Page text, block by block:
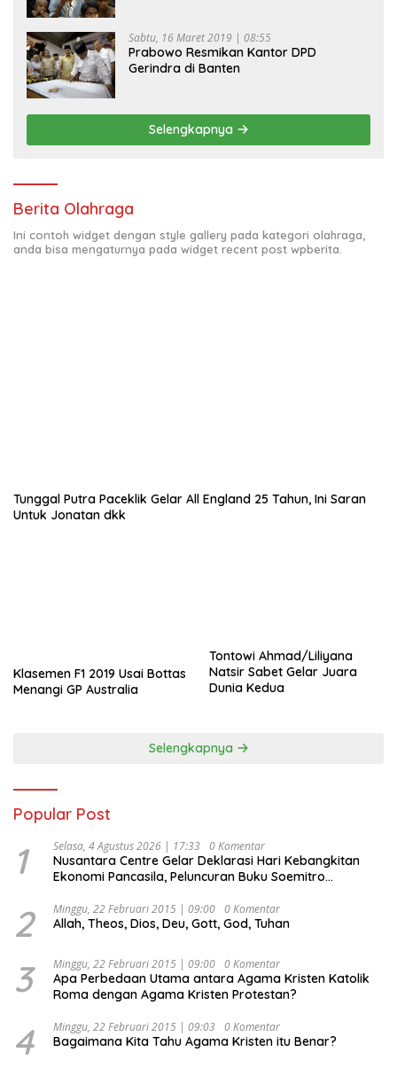
Sabtu, 16 Maret 2019 | 08:55
Prabowo Resmikan Kantor DPD
Gerindra di Banten
Selengkapnya
Berita Olahraga
Ini contoh widget dengan style gallery pada kategori olahraga,
anda bisa mengaturnya pada widget recent post wpberita.
Tunggal Putra Paceklik Gelar All England 25 Tahun, Ini Saran
Untuk Jonatan dkk
Klasemen F1 2019 Usai Bottas
Menangi GP Australia
Tontowi Ahmad/Liliyana
Natsir Sabet Gelar Juara
Dunia Kedua
Selengkapnya
Popular Post
1 Selasa, 4 Agustus 2026 | 17:33 0 Komentar
Nusantara Centre Gelar Deklarasi Hari Kebangkitan
Ekonomi Pancasila, Peluncuran Buku Soemitro
Ekonomi Politik Indonesia) & Simposium Nasional
“Urgensi Undang-Undang Perekonomian Nasional dan
Indonesia Emas 2045”,
2 Minggu, 22 Februari 2015 | 09:00 0 Komentar
Allah, Theos, Dios, Deu, Gott, God, Tuhan
3 Minggu, 22 Februari 2015 | 09:00 0 Komentar
Apa Perbedaan Utama antara Agama Kristen Katolik
Roma dengan Agama Kristen Protestan?
4 Minggu, 22 Februari 2015 | 09:03 0 Komentar
Bagaimana Kita Tahu Agama Kristen itu Benar?